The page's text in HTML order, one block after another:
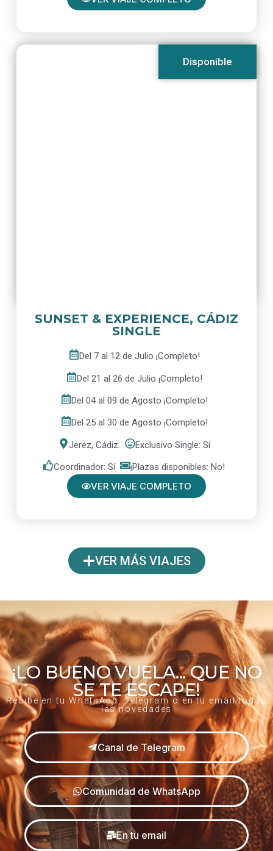
Disponible
SUNSET & EXPERIENCE, CÁDIZ
SINGLE
Del 7 al 12 de Julio ¡Completo!
Del 21 al 26 de Julio ¡Completo!
Del 04 al 09 de Agosto ¡Completo!
Del 25 al 30 de Agosto ¡Completo!
Jerez, Cádiz. Exclusivo Single: Sí
Coordinador: Sí ¡Plazas disponibles: No!
VER VIAJE COMPLETO
VER MÁS VIAJES
¡LO BUENO VUELA... QUE NO
SE TE ESCAPE!
Recibe en tu WhatsApp, Telegram o en tu email todas
las novedades
Canal de Telegram
Comunidad de WhatsApp
En tu email